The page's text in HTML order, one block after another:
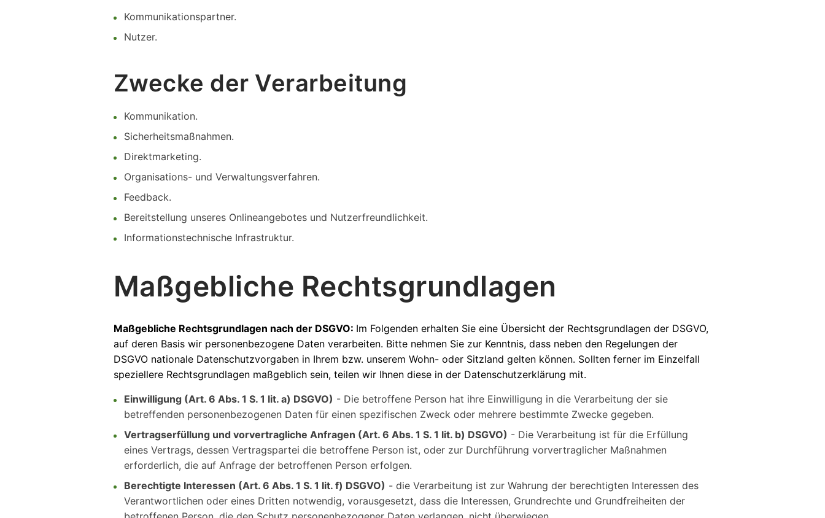
Kommunikationspartner.
Nutzer.
Zwecke der Verarbeitung
Kommunikation.
Sicherheitsmaßnahmen.
Direktmarketing.
Organisations- und Verwaltungsverfahren.
Feedback.
Bereitstellung unseres Onlineangebotes und Nutzerfreundlichkeit.
Informationstechnische Infrastruktur.
Maßgebliche Rechtsgrundlagen
Maßgebliche Rechtsgrundlagen nach der DSGVO: Im Folgenden erhalten Sie eine Übersicht der Rechtsgrundlagen der DSGVO,
auf deren Basis wir personenbezogene Daten verarbeiten. Bitte nehmen Sie zur Kenntnis, dass neben den Regelungen der
DSGVO nationale Datenschutzvorgaben in Ihrem bzw. unserem Wohn- oder Sitzland gelten können. Sollten ferner im Einzelfall
speziellere Rechtsgrundlagen maßgeblich sein, teilen wir Ihnen diese in der Datenschutzerklärung mit.
Einwilligung (Art. 6 Abs. 1 S. 1 lit. a) DSGVO) - Die betroffene Person hat ihre Einwilligung in die Verarbeitung der sie
betreffenden personenbezogenen Daten für einen spezifischen Zweck oder mehrere bestimmte Zwecke gegeben.
Vertragserfüllung und vorvertragliche Anfragen (Art. 6 Abs. 1 S. 1 lit. b) DSGVO) - Die Verarbeitung ist für die Erfüllung
eines Vertrags, dessen Vertragspartei die betroffene Person ist, oder zur Durchführung vorvertraglicher Maßnahmen
erforderlich, die auf Anfrage der betroffenen Person erfolgen.
Berechtigte Interessen (Art. 6 Abs. 1 S. 1 lit. f) DSGVO) - die Verarbeitung ist zur Wahrung der berechtigten Interessen des
Verantwortlichen oder eines Dritten notwendig, vorausgesetzt, dass die Interessen, Grundrechte und Grundfreiheiten der